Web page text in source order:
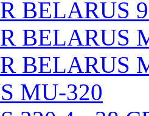
BELARUS
BELARUS
BELARUS
MU-320